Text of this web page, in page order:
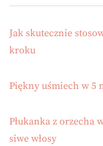
Jak skutecznie
kroku
Piękny uśmiech w 5
Płukanka z orzecha
siwe włosy